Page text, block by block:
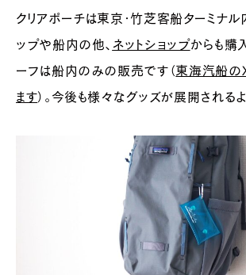
クリアポーチは東京・竹芝客船ターミナ
ップや船内の他、 ネットショップからも購
ーフは船内のみの販売です（東海汽船の
ます）。今後も様々なグッズが展開されるよ